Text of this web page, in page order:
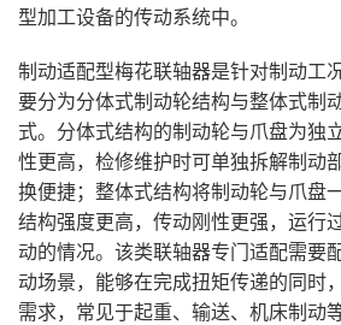
型加工设备的传动系统中。
制动适配型梅花联轴器是针对制动工
要分为分体式制动轮结构与整体式制
式。分体式结构的制动轮与爪盘为独
性更高，检修维护时可单独拆解制动
换便捷；整体式结构将制动轮与爪盘
结构强度更高，传动刚性更强，运行
动的情况。该类联轴器专门适配需要
动场景，能够在完成扭矩传递的同时
需求，常见于起重、输送、机床制动